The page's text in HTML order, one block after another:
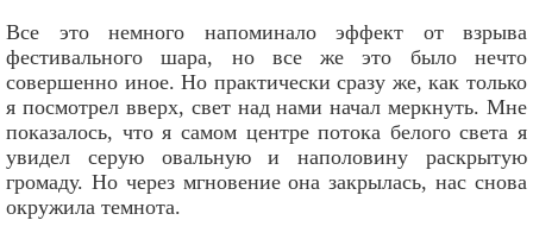
Все это немного напоминало эффект от взрыва
фестивального шара, но все же это было нечто
совершенно иное. Но практически сразу же, как только
я посмотрел вверх, свет над нами начал меркнуть. Мне
показалось, что я самом центре потока белого света я
увидел серую овальную и наполовину раскрытую
громаду. Но через мгновение она закрылась, нас снова
окружила темнота.